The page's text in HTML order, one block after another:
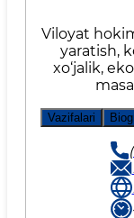
Viloyat
yaratish,
xo‘jalik,
Vazifalari